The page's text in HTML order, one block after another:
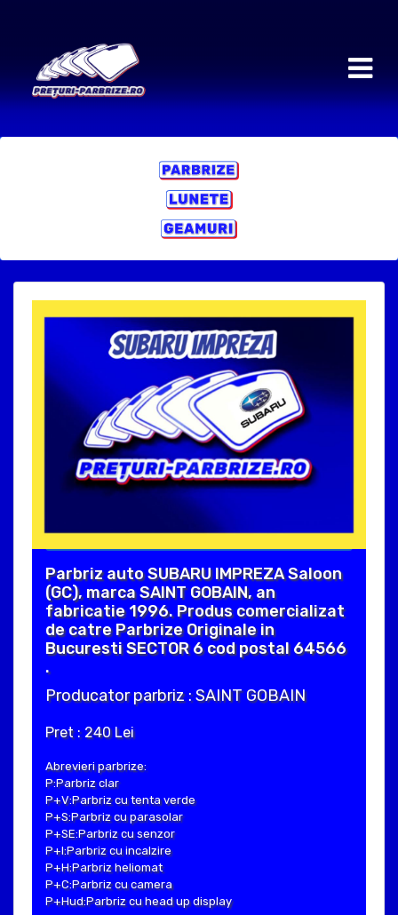
Parbriz auto SUBARU IMPREZA Saloon
(GC), marca SAINT GOBAIN, an
fabricatie 1996. Produs comercializat
de catre Parbrize Originale in
Bucuresti SECTOR 6 cod postal 64566
.
Producator parbriz : SAINT GOBAIN
Pret : 240 Lei
Abrevieri parbrize:
P:Parbriz clar
P+V:Parbriz cu tenta verde
P+S:Parbriz cu parasolar
P+SE:Parbriz cu senzor
P+I:Parbriz cu incalzire
P+H:Parbriz heliomat
P+C:Parbriz cu camera
P+Hud:Parbriz cu head up display